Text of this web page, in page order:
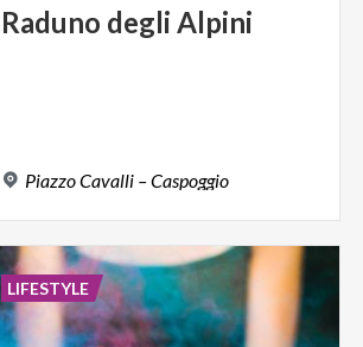
Raduno degli Alpini
PiazzoCavalli –Caspoggio
LIFESTYLE